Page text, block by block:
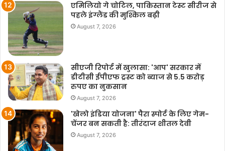
एमिलियो गे चोटिल, पाकिस्तान टेस्ट सीरीज से
पहले इंग्लैंड की मुश्किल बढ़ी
August 7, 2026
सीएजी रिपोर्ट में खुलासा: 'आप' सरकार में
डीटीसी ईपीएफ ट्रस्ट को ब्याज से 5.5 करोड़
रुपए का नुकसान
August 7, 2026
'खेलो इंडिया योजना' पैरा स्पोर्ट के लिए गेम-
चेंजर बन सकती है: तीरंदाज शीतल देवी
August 7, 2026